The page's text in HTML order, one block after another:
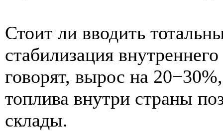
Стоит ли вводить
стабилизация
говорят, вырос на
топлива внутри страны
склады.